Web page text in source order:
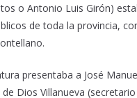
o Antonio Luis Girón)
de toda la provincia,
presentaba a José
Dios Villanueva